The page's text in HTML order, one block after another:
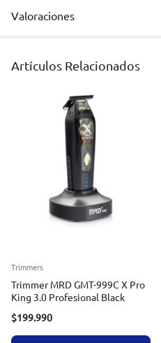
Valoraciones
Artículos Relacionados
Trimmers
Trimmer MRD GMT-999C X Pro
King 3.0 Profesional Black
$199.990